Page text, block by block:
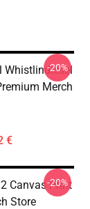
Whistlindiesel
Merch
€
-20%
Canvas Print
Store
-20%